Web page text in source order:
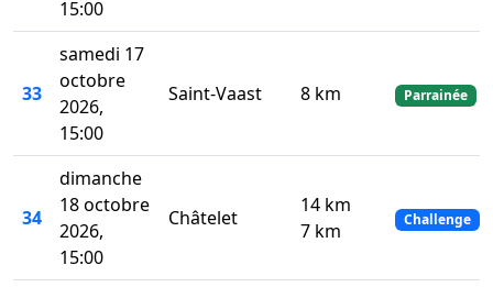
15:00
33
samedi 17
octobre
2026,
15:00
Saint-Vaast 8 km Parrainée
34
dimanche
18 octobre
2026,
15:00
Châtelet
14 km
7 km
Challenge